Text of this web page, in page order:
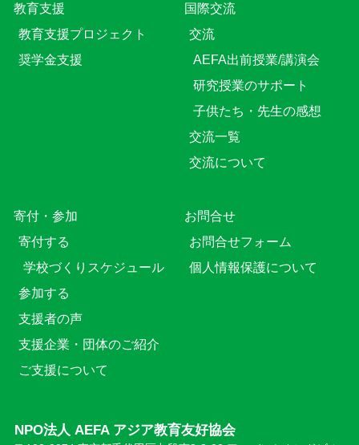
教育⽀援
教育⽀援プロジェクト
奨学金支援
国際交流
交流
AEFA出前授業/講演会
研究授業のサポート
子供たち・先生の感想
交流一覧
交流について
寄付・参加
寄付する
学校づくりスケジュール
参加する
支援者の声
支援企業・団体のご紹介
ご支援について
お問合せ
お問合せフォーム
個人情報保護について
NPO法人 AEFA アジア教育友好協会